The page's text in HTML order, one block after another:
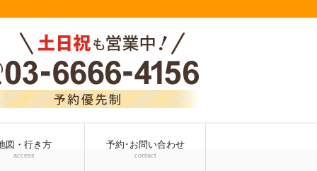
図・行き方
access
予約･お問い合わせ
contact